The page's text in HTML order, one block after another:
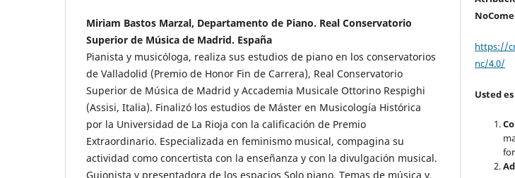
Miriam Bastos Marzal, Departamento de Piano. Real Conservatorio
Superior de Música de Madrid. España
Pianista y musicóloga, realiza sus estudios de piano en los conservatorios
de Valladolid (Premio de Honor Fin de Carrera), Real Conservatorio
Superior de Música de Madrid y Accademia Musicale Ottorino Respighi
(Assisi, Italia). Finalizó los estudios de Máster en Musicología Histórica
por la Universidad de La Rioja con la calificación de Premio
Extraordinario. Especializada en feminismo musical, compagina su
actividad como concertista con la enseñanza y con la divulgación musical.
Guionista y presentadora de los espacios Solo piano, Temas de música y,
https://
nc/4.0/
Usted